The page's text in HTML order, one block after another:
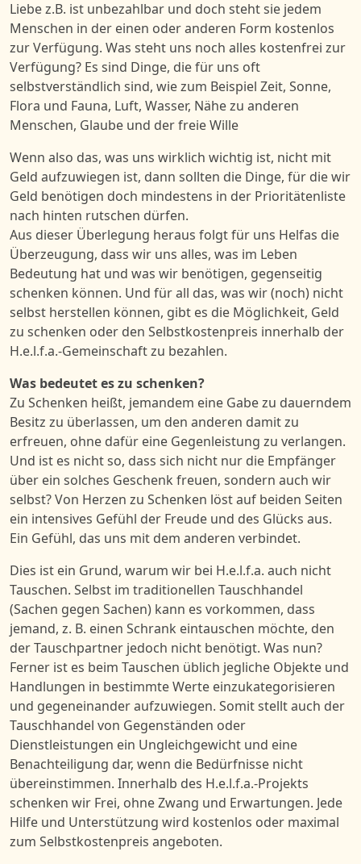
Liebe z.B. ist unbezahlbar und doch steht sie jedem
Menschen in der einen oder anderen Form kostenlos
zur Verfügung. Was steht uns noch alles kostenfrei zur
Verfügung? Es sind Dinge, die für uns oft
selbstverständlich sind, wie zum Beispiel Zeit, Sonne,
Flora und Fauna, Luft, Wasser, Nähe zu anderen
Menschen, Glaube und derfreie Wille
Wenn also das, was uns wirklich wichtig ist, nicht mit
Geld aufzuwiegen ist, dann sollten die Dinge, für die wir
Geld benötigen doch mindestens in der Prioritätenliste
nach hinten rutschen dürfen.
Aus dieser Überlegung heraus folgt für uns Helfas die
Überzeugung, dass wir uns alles, was im Leben
Bedeutung hat und was wir benötigen, gegenseitig
schenken können. Und für all das, was wir (noch) nicht
selbst herstellen können, gibt es die Möglichkeit, Geld
zu schenken oder den Selbstkostenpreis innerhalb der
H.e.l.f.a.-Gemeinschaft zu bezahlen.
Was bedeutet es zu schenken?
Zu Schenken heißt, jemandem eine Gabe zu dauerndem
Besitz zu überlassen, um den anderen damit zu
erfreuen, ohne dafür eine Gegenleistung zu verlangen.
Und ist es nicht so, dass sich nicht nur die Empfänger
über ein solches Geschenk freuen, sondern auch wir
selbst?Von Herzen zu Schenken löst auf beiden Seiten
ein intensives Gefühl der Freude und des Glücks aus.
Ein Gefühl, das uns mit dem anderen verbindet.
Dies ist ein Grund, warum wir bei H.e.l.f.a. auch nicht
Tauschen. Selbst im traditionellen Tauschhandel
(Sachen gegen Sachen) kann es vorkommen, dass
jemand, z. B. einen Schrank eintauschen möchte, den
derTauschpartner jedoch nicht benötigt. Was nun?
Ferner ist es beim Tauschen üblich jegliche Objekte und
Handlungen in bestimmte Werte einzukategorisieren
und gegeneinander aufzuwiegen. Somitstelltauch der
Tauschhandel von Gegenständen oder
Dienstleistungen ein Ungleichgewicht und eine
Benachteiligung dar, wenn die Bedürfnisse nicht
übereinstimmen. Innerhalb des H.e.l.f.a.-Projekts
schenken wir Frei, ohne Zwang und Erwartungen. Jede
Hilfe und Unterstützung wird kostenlos oder maximal
zum Selbstkostenpreis angeboten.